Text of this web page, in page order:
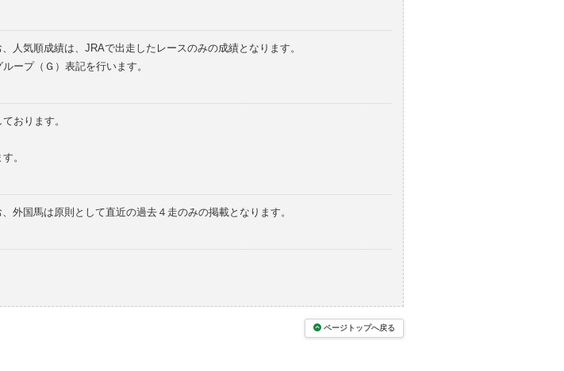
人気順成績は、JRAで出走したレースのみの成績となります。
ープ（Ｇ）表記を行います。
おります。
。
外国馬は原則として直近の過去４走のみの掲載となります。
ページトップへ戻る